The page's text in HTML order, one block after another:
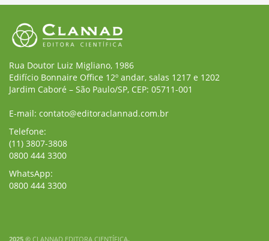
Rua Doutor Luiz Migliano, 1986
Edifício Bonnaire Office 12º andar, salas 1217 e 1202
Jardim Caboré – São Paulo/SP, CEP: 05711-001
E-mail: contato@editoraclannad.com.br
Telefone:
(11) 3807-3808
0800 444 3300
WhatsApp:
0800 444 3300
2025 © CLANNAD EDITORA CIENTÍFICA.